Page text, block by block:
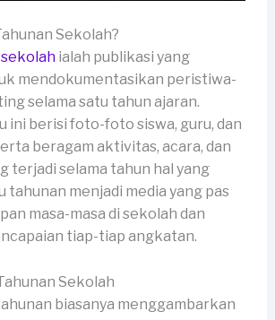
Sekolah?
ialah publikasi yang
mendokumentasikan peristiwa-
selama satu tahun ajaran.
ini berisi foto-foto siswa, guru, dan
beragam aktivitas, acara, dan
terjadi selama tahun hal yang
tahunan menjadi media yang pas
masa-masa di sekolah dan
tiap-tiap angkatan.
Sekolah
biasanya menggambarkan